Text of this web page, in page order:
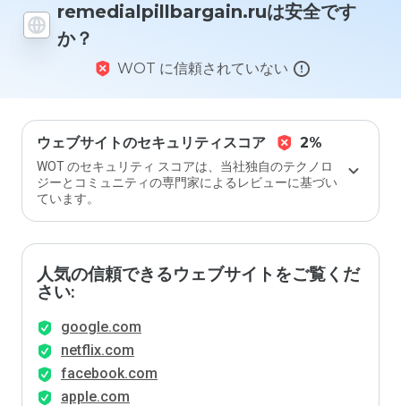
remedialpillbargain.ruは安全です
か？
WOT に信頼されていない
ウェブサイトのセキュリティスコア 2%
WOT のセキュリティ スコアは、当社独自のテクノロ
ジーとコミュニティの専門家によるレビューに基づい
ています。
人気の信頼できるウェブサイトをご覧くだ
さい:
google.com
netflix.com
facebook.com
apple.com
間
で、
ます
か？